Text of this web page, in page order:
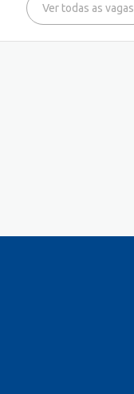
Ver todas as vagas